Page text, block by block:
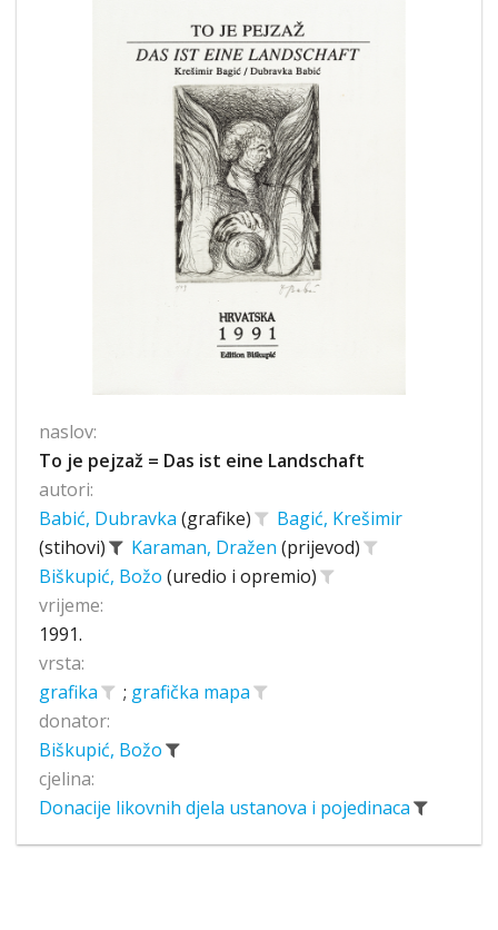
naslov:
To je pejzaž = Das ist eine Landschaft
autori:
Babić, Dubravka (grafike)
Bagić, Krešimir
(stihovi)
Karaman, Dražen (prijevod)
Biškupić, Božo (uredio i opremio)
vrijeme:
1991.
vrsta:
grafika
; grafička mapa
donator:
Biškupić, Božo
cjelina:
Donacije likovnih djela ustanova i pojedinaca